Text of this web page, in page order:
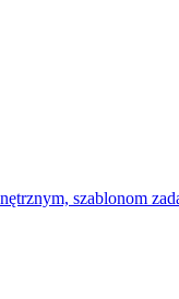
szablonom